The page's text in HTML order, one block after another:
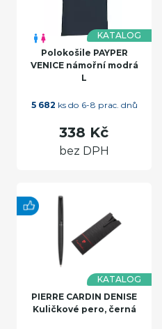
KATALOG
Polokošile PAYPER
VENICE námořní modrá
L
5 682 ks do 6-8 prac. dnů
338 Kč
bez DPH
KATALOG
PIERRE CARDIN DENISE
Kuličkové pero, černá